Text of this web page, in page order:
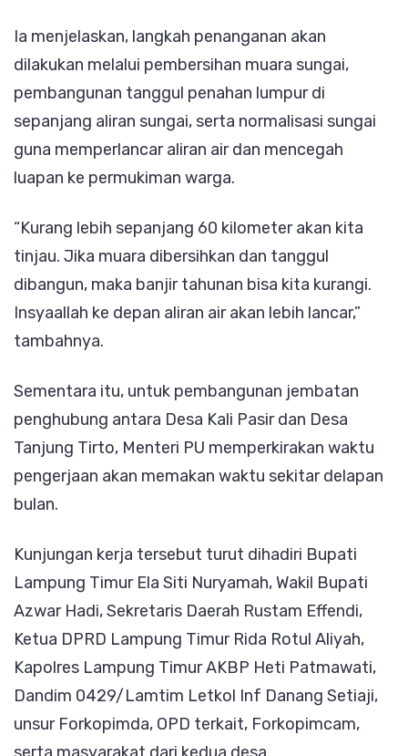
Ia menjelaskan, langkah penanganan akan
dilakukan melalui pembersihan muara sungai,
pembangunan tanggul penahan lumpur di
sepanjang aliran sungai, serta normalisasi sungai
guna memperlancar aliran air dan mencegah
luapan ke permukiman warga.
“Kurang lebih sepanjang 60 kilometer akan kita
tinjau. Jika muara dibersihkan dan tanggul
dibangun, maka banjir tahunan bisa kita kurangi.
Insyaallah ke depan aliran air akan lebih lancar,”
tambahnya.
Sementara itu, untuk pembangunan jembatan
penghubung antara Desa Kali Pasir dan Desa
Tanjung Tirto, Menteri PU memperkirakan waktu
pengerjaan akan memakan waktu sekitar delapan
bulan.
Kunjungan kerja tersebut turut dihadiri Bupati
Lampung Timur Ela Siti Nuryamah, Wakil Bupati
Azwar Hadi, Sekretaris Daerah Rustam Effendi,
Ketua DPRD Lampung Timur Rida Rotul Aliyah,
Kapolres Lampung Timur AKBP Heti Patmawati,
Dandim 0429/Lamtim Letkol Inf Danang Setiaji,
unsur Forkopimda, OPD terkait, Forkopimcam,